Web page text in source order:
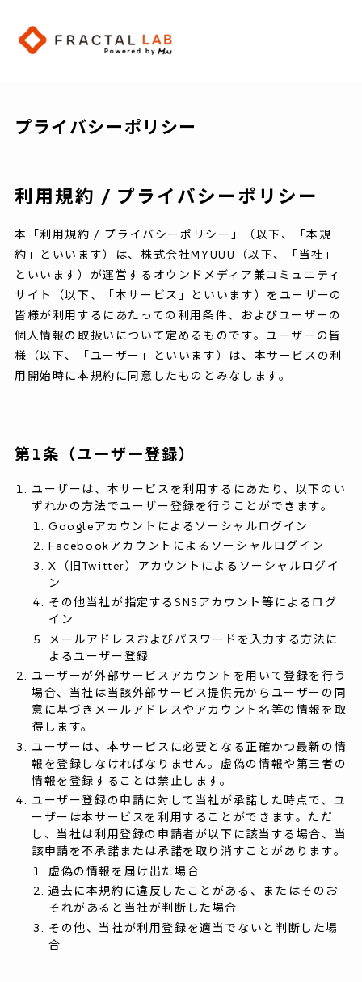
プライバシーポリシー
利用規約 / プライバシーポリシー
本「利用規約 / プライバシーポリシー」（以下、「本規
約」といいます）は、株式会社MYUUU（以下、「当社」
といいます）が運営するオウンドメディア兼コミュニティ
サイト（以下、「本サービス」といいます）をユーザーの
皆様が利用するにあたっての利用条件、およびユーザーの
個人情報の取扱いについて定めるものです。ユーザーの皆
様（以下、「ユーザー」といいます）は、本サービスの利
用開始時に本規約に同意したものとみなします。
第1条（ユーザー登録）
ユーザーは、本サービスを利用するにあたり、以下のい
ずれかの方法でユーザー登録を行うことができます。
Googleアカウントによるソーシャルログイン
Facebookアカウントによるソーシャルログイン
X（旧Twitter）アカウントによるソーシャルログイ
ン
その他当社が指定するSNSアカウント等によるログ
イン
メールアドレスおよびパスワードを入力する方法に
よるユーザー登録
ユーザーが外部サービスアカウントを用いて登録を行う
場合、当社は当該外部サービス提供元からユーザーの同
意に基づきメールアドレスやアカウント名等の情報を取
得します。
ユーザーは、本サービスに必要となる正確かつ最新の情
報を登録しなければなりません。虚偽の情報や第三者の
情報を登録することは禁止します。
ユーザー登録の申請に対して当社が承諾した時点で、ユ
ーザーは本サービスを利用することができます。ただ
し、当社は利用登録の申請者が以下に該当する場合、当
該申請を不承諾または承諾を取り消すことがあります。
虚偽の情報を届け出た場合
過去に本規約に違反したことがある、またはそのお
それがあると当社が判断した場合
その他、当社が利用登録を適当でないと判断した場
合